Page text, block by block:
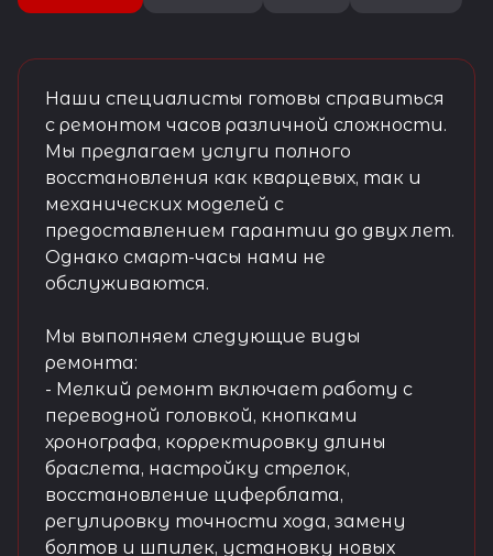
Наши специалисты готовы справиться
с ремонтом часов различной сложности.
Мы предлагаем услуги полного
восстановления как кварцевых, так и
механических моделей с
предоставлением гарантии до двух лет.
Однако смарт-часы нами не
обслуживаются.
Мы выполняем следующие виды
ремонта:
- Мелкий ремонт включает работу с
переводной головкой, кнопками
хронографа, корректировку длины
браслета, настройку стрелок,
восстановление циферблата,
регулировку точности хода, замену
болтов и шпилек, установку новых